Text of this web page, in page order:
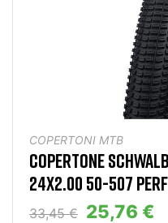
COPERTONI MTB
COPERTONE
24X2.00 50-507
33,45 € 25,76 €